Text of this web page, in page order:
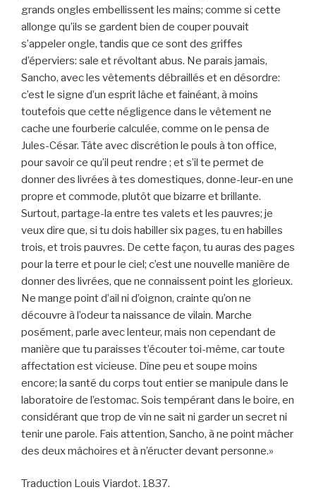
grands ongles embellissent les mains; comme si cette
allonge qu’ils se gardent bien de couper pouvait
s’appeler ongle, tandis que ce sont des griffes
d’éperviers: sale et révoltant abus. Ne parais jamais,
Sancho, avec les vêtements débraillés et en désordre:
c’est le signe d’un esprit lâche et fainéant, à moins
toutefois que cette négligence dans le vêtement ne
cache une fourberie calculée, comme on le pensa de
Jules-César. Tâte avec discrétion le pouls à ton office,
pour savoir ce qu’il peut rendre ; et s’il te permet de
donner des livrées à tes domestiques, donne-leur-en une
propre et commode, plutôt que bizarre et brillante.
Surtout, partage-la entre tes valets et les pauvres; je
veux dire que, si tu dois habiller six pages, tu en habilles
trois, et trois pauvres. De cette façon, tu auras des pages
pour la terre et pour le ciel; c’est une nouvelle manière de
donner des livrées, que ne connaissent point les glorieux.
Ne mange point d’ail ni d’oignon, crainte qu’on ne
découvre à l’odeur ta naissance de vilain. Marche
posément, parle avec lenteur, mais non cependant de
manière que tu paraisses t’écouter toi-même, car toute
affectation est vicieuse. Dîne peu et soupe moins
encore; la santé du corps tout entier se manipule dans le
laboratoire de l’estomac. Sois tempérant dans le boire, en
considérant que trop de vin ne sait ni garder un secret ni
tenir une parole. Fais attention, Sancho, à ne point mâcher
des deux mâchoires et à n’éructer devant personne.»
Traduction Louis Viardot. 1837.